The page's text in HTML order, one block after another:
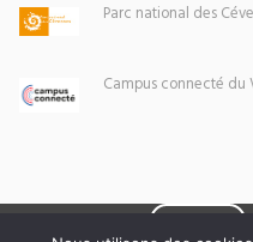
Parc national des
Campus connecté du